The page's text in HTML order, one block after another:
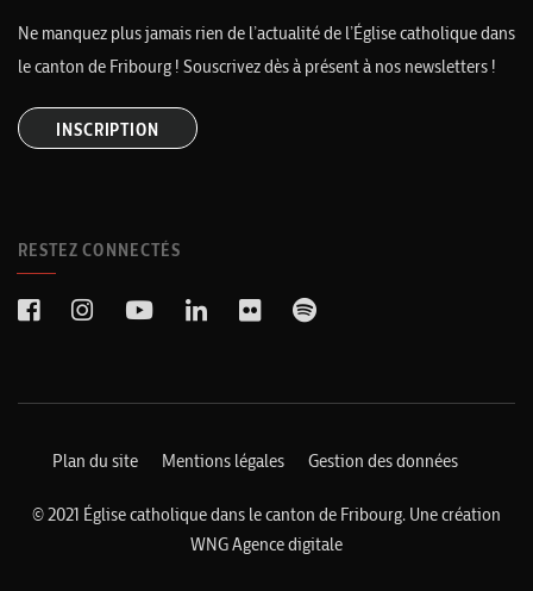
Ne manquez plus jamais rien de l’actualité de l’Église catholique dans
le canton de Fribourg ! Souscrivez dès à présent à nos newsletters !
INSCRIPTION
RESTEZ CONNECTÉS
Plan du site Mentions légales Gestion des données
© 2021 Église catholique dans le canton de Fribourg. Une création
WNG Agence digitale